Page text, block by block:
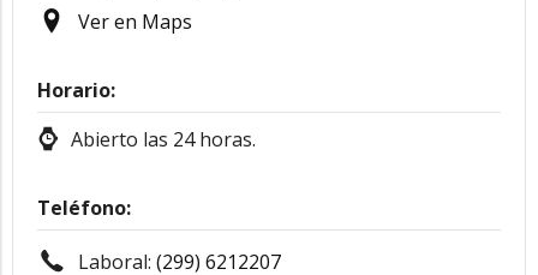
Ver en Maps
Horario:
Abierto las 24 horas.
Teléfono:
Laboral: (299) 6212207